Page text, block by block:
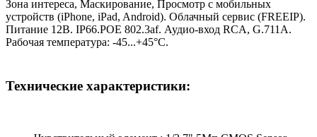
Зона интереса, Маскирование, Просмотр с мобильных
устройств (iPhone, iPad, Android). Облачный сервис (FREEIP).
Питание 12В. IP66.POE 802.3af. Аудио-вход RCA, G.711A.
Рабочая температура: -45...+45°С.
Технические характеристики: